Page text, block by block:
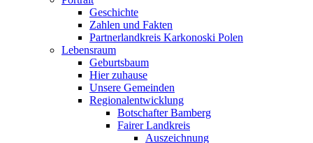
Geschichte
Zahlen und Fakten
Partnerlandkreis Karkonoski Polen
Lebensraum
Geburtsbaum
Hier zuhause
Unsere Gemeinden
Regionalentwicklung
Botschafter Bamberg
Fairer Landkreis
Auszeichnung